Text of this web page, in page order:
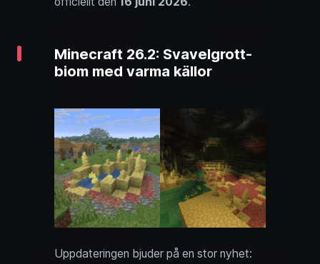
Minecraft 26.2: Svavelgrott-
biom med varma källor
Uppdateringen bjuder på en stor nyhet: